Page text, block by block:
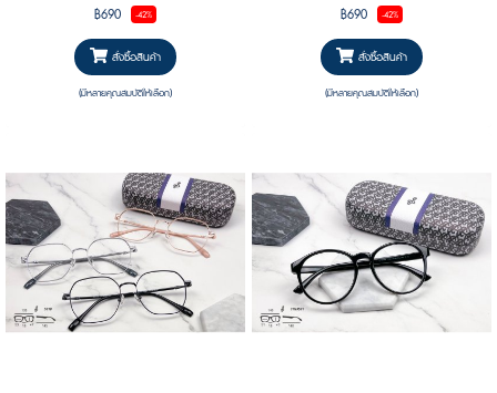
฿690 -42%
สั่งซื้อสินค้า
(มีหลายคุณสมบัติให้เลือก)
฿690 -42%
สั่งซื้อสินค้า
(มีหลายคุณสมบัติให้เลือก)